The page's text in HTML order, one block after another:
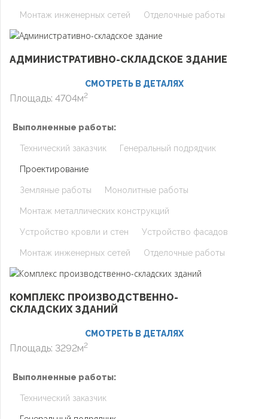
Монтаж инженерных сетей Отделочные работы
АДМИНИСТРАТИВНО-СКЛАДСКОЕ ЗДАНИЕ
СМОТРЕТЬ В ДЕТАЛЯХ
Площадь: 4704м2
Выполненные работы:
Технический заказчик Генеральный подрядчик
Проектирование
Земляные работы Монолитные работы
Монтаж металлических конструкций
Устройство кровли и стен Устройство фасадов
Монтаж инженерных сетей Отделочные работы
КОМПЛЕКС ПРОИЗВОДСТВЕННО-
СКЛАДСКИХ ЗДАНИЙ
СМОТРЕТЬ В ДЕТАЛЯХ
Площадь: 3292м2
Выполненные работы:
Технический заказчик